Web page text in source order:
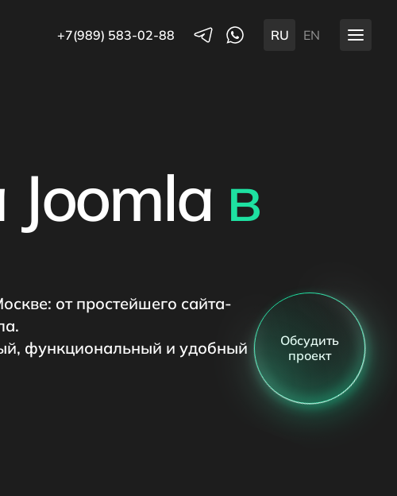
+7(989) 583-02-88 RU EN
в
от простейшего сайта-
функциональный и удобный
Обсудить
проект